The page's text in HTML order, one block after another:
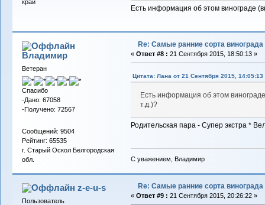
край
Есть информация об этом винограде
Владимиp
Ветеран
Спасибо
-Дано: 67058
-Получено: 72567
Сообщений: 9504
Рейтинг: 65535
г. Старый Оскол Белгородская
обл.
Re: Самые ранние сорта винограда
« Ответ #8 : 21 Сентября 2015, 18:50:13 »
Цитата: Лана от 21 Сентября 2015, 14:05:13
Есть информация об этом
т.д.)?
Родительская пара - Супер экстра *
С уважением, Владимир
z-e-u-s
Пользователь
Re: Самые ранние сорта винограда
« Ответ #9 : 21 Сентября 2015, 20:26:22 »